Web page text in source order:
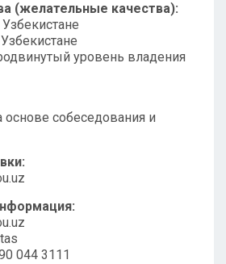
(желательные качества):
уровень владения
основе собеседования и
044 3111